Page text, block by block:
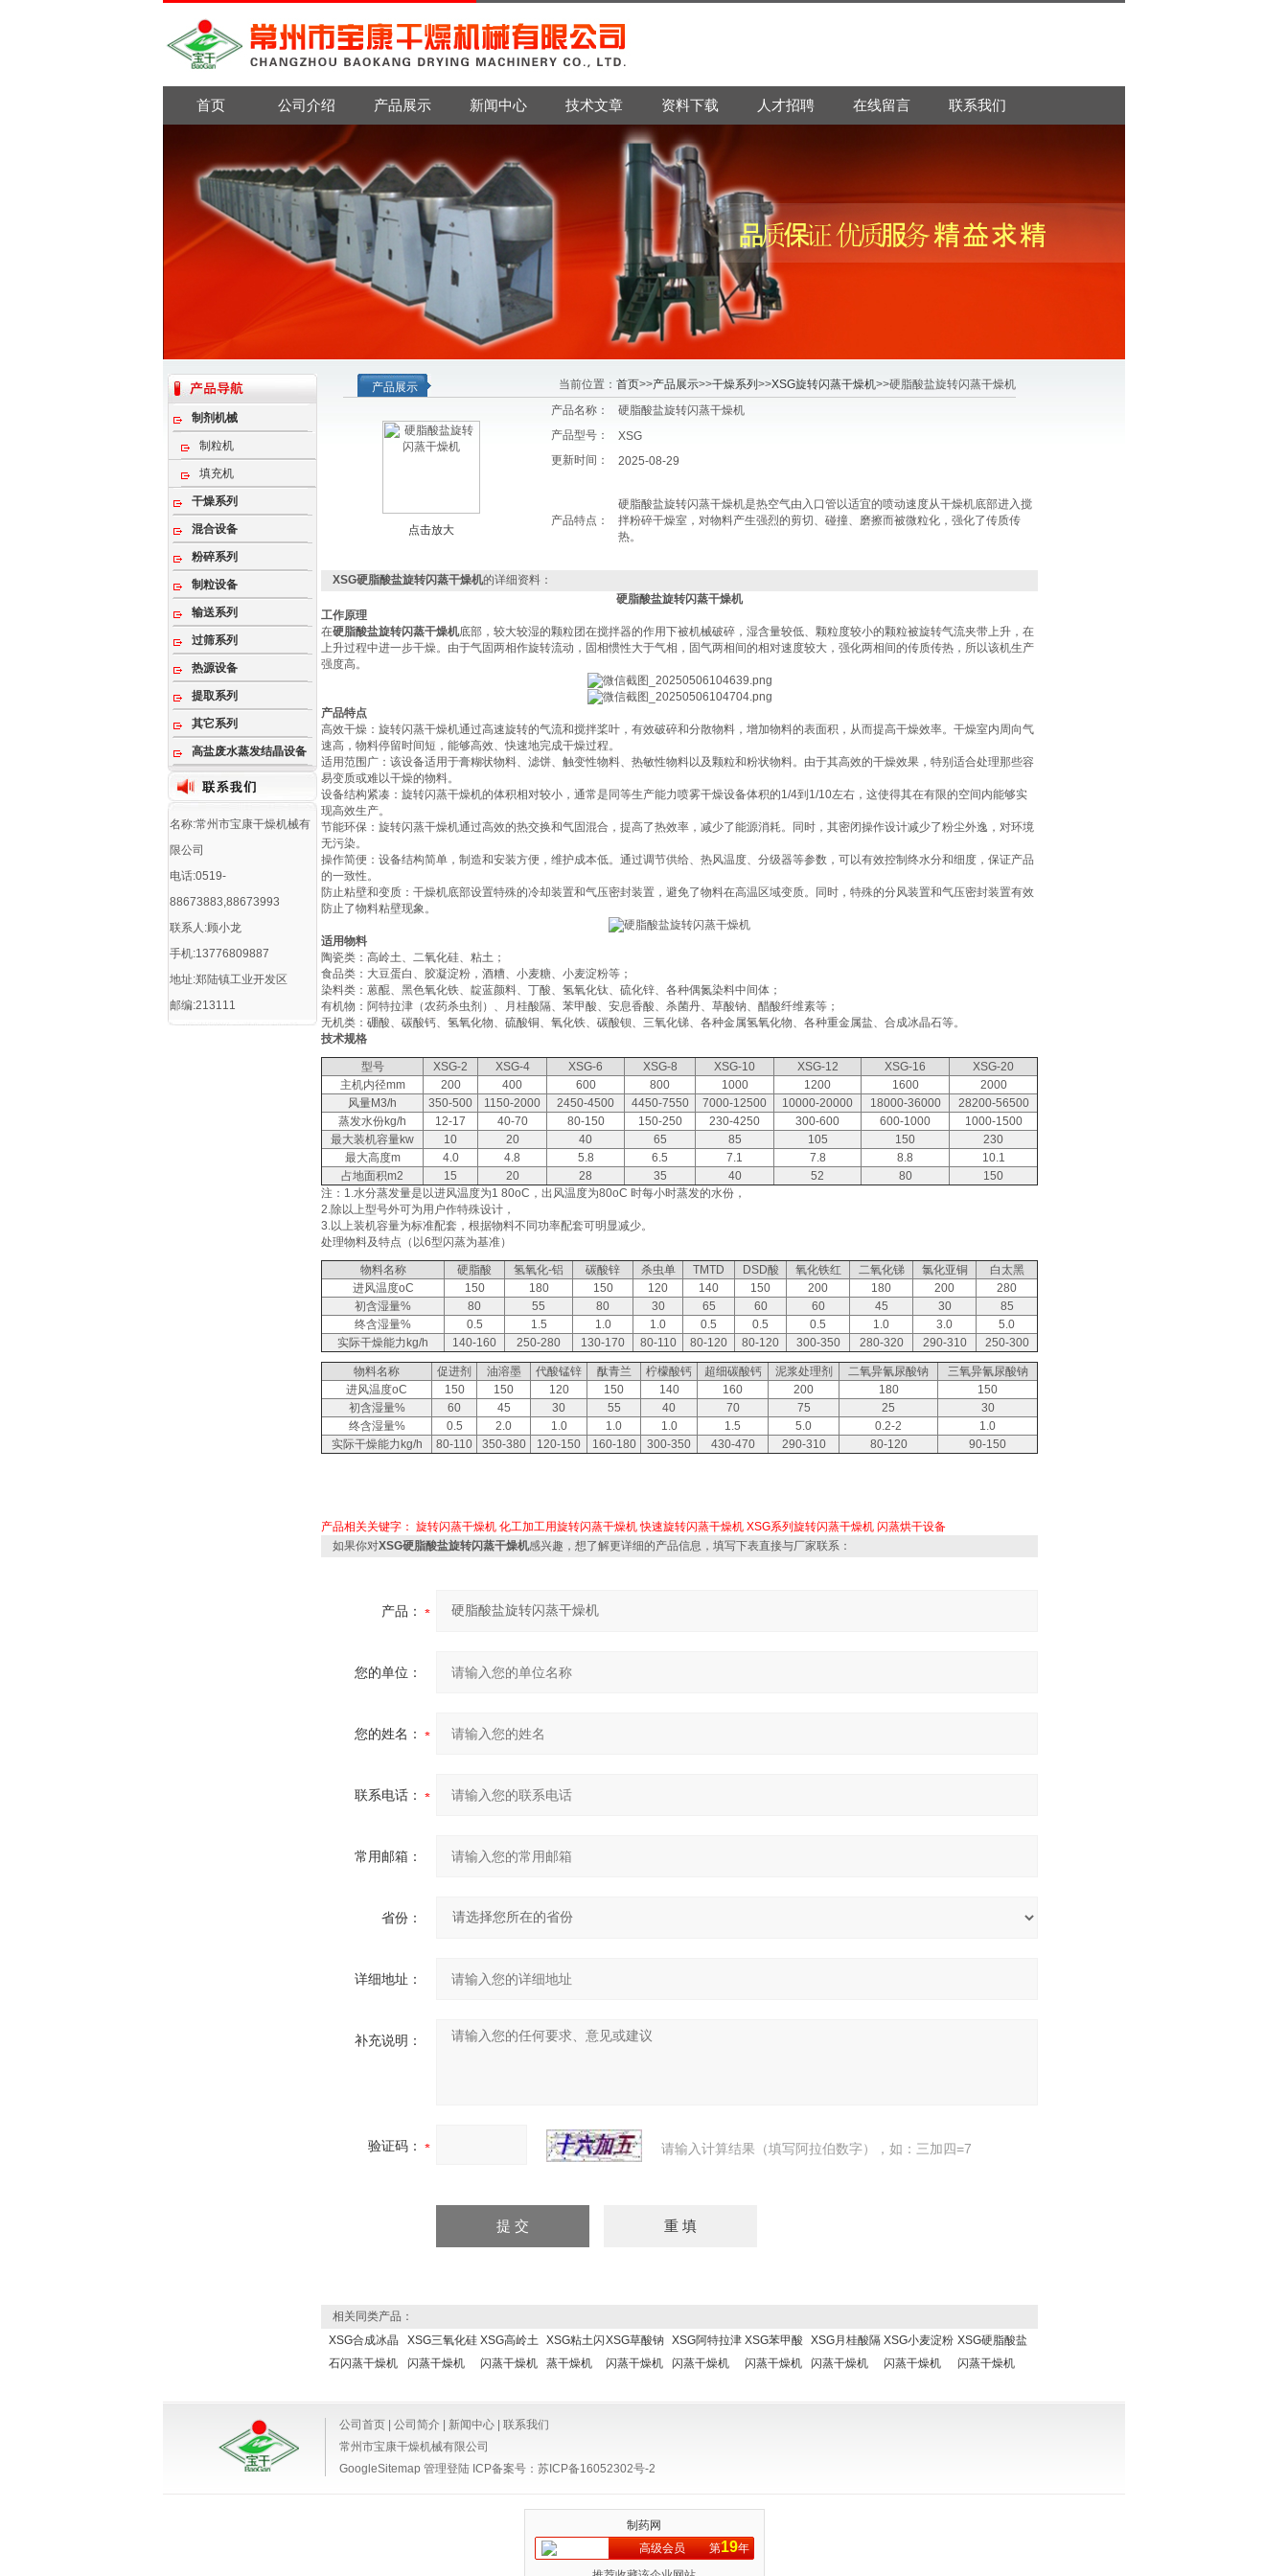
首页 公司介绍 产品展示 新闻中心 技术文章 资料下载 人才招聘 在线留言 联系我们
制剂机械
制粒机
填充机
干燥系列
混合设备
粉碎系列
制粒设备
输送系列
过筛系列
热源设备
提取系列
其它系列
高盐废水蒸发结晶设备
名称:常州市宝康干燥机械有
限公司
电话:0519-
88673883,88673993
联系人:顾小龙
手机:13776809887
地址:郑陆镇工业开发区
邮编:213111
产品展示 当前位置： 首页>>产品展示>>干燥系列 >>XSG旋转闪蒸干燥机>>硬脂酸盐旋转闪蒸干燥机
点击放大
产品名称：
硬脂酸盐旋转闪蒸干燥机
产品型号：
XSG
更新时间：
2025-08-29
产品特点：
硬脂酸盐旋转闪蒸干燥机是热空气由入口管以适宜的喷动速度从干燥机底部进入搅
拌粉碎干燥室，对物料产生强烈的剪切、碰撞、磨擦而被微粒化，强化了传质传
热。
XSG硬脂酸盐旋转闪蒸干燥机的详细资料：
硬脂酸盐旋转闪蒸干燥机
工作原理
在硬脂酸盐旋转闪蒸干燥机底部，较大较湿的颗粒团在搅拌器的作用下被机械破碎，湿含量较低、颗粒度较小的颗粒被旋转气流夹带上升，在
上升过程中进一步干燥。由于气固两相作旋转流动，固相惯性大于气相，固气两相间的相对速度较大，强化两相间的传质传热，所以该机生产
强度高。
产品特点
‌高效干燥‌：旋转闪蒸干燥机通过高速旋转的气流和搅拌桨叶，有效破碎和分散物料，增加物料的表面积，从而提高干燥效率。干燥室内周向气
速高，物料停留时间短，能够高效、快速地完成干燥过程‌。
‌适用范围广‌：该设备适用于膏糊状物料、滤饼、触变性物料、热敏性物料以及颗粒和粉状物料。由于其高效的干燥效果，特别适合处理那些容
易变质或难以干燥的物料‌。
‌设备结构紧凑‌：旋转闪蒸干燥机的体积相对较小，通常是同等生产能力喷雾干燥设备体积的1/4到1/10左右，这使得其在有限的空间内能够实
现高效生产‌。
‌节能环保‌：旋转闪蒸干燥机通过高效的热交换和气固混合，提高了热效率，减少了能源消耗。同时，其密闭操作设计减少了粉尘外逸，对环境
无污染‌。
‌操作简便‌：设备结构简单，制造和安装方便，维护成本低。通过调节供给、热风温度、分级器等参数，可以有效控制终水分和细度，保证产品
的一致性‌。
‌防止粘壁和变质‌：干燥机底部设置特殊的冷却装置和气压密封装置，避免了物料在高温区域变质。同时，特殊的分风装置和气压密封装置有效
防止了物料粘壁现象‌。
适用物料
陶瓷类：高岭土、二氧化硅、粘土；
食品类：大豆蛋白、胶凝淀粉，酒糟、小麦糖、小麦淀粉等；
染料类：蒽醌、黑色氧化铁、靛蓝颜料、丁酸、氢氧化钛、硫化锌、各种偶氮染料中间体；
有机物：阿特拉津（农药杀虫剂）、月桂酸隔、苯甲酸、安息香酸、杀菌丹、草酸钠、醋酸纤维素等；
无机类：硼酸、碳酸钙、氢氧化物、硫酸铜、氧化铁、碳酸钡、三氧化锑、各种金属氢氧化物、各种重金属盐、合成冰晶石等。
技术规格
型号 XSG-2 XSG-4 XSG-6 XSG-8 XSG-10 XSG-12 XSG-16
XSG-20
主机内径mm
200 400 600 800 1000 1200 1600
2000
风量M3/h
350-500 1150-2000 2450-4500 4450-7550 7000-12500 10000-20000 18000-36000
28200-56500
蒸发水份kg/h
12-17 40-70 80-150 150-250 230-4250 300-600 600-1000
1000-1500
最大装机容量kw
10 20 40 65 85 105 150
230
最大高度m
4.0 4.8 5.8 6.5 7.1 7.8 8.8
10.1
占地面积m2
15 20 28 35 40 52 80
150
注：1.水分蒸发量是以进风温度为1 80oC，出风温度为80oC 时每小时蒸发的水份，
2.除以上型号外可为用户作特殊设计，
3.以上装机容量为标准配套，根据物料不同功率配套可明显减少。
处理物料及特点（以6型闪蒸为基准）
物料名称 硬脂酸 氢氧化-铝 碳酸锌 杀虫单 TMTD DSD酸 氧化铁红 二氧化锑 氯化亚铜
白太黑
进风温度oC
150 180 150 120 140 150 200 180 200
280
初含湿量%
80 55 80 30 65 60 60 45 30
85
终含湿量%
0.5 1.5 1.0 1.0 0.5 0.5 0.5 1.0 3.0
5.0
实际干燥能力kg/h
140-160 250-280 130-170 80-110 80-120 80-120 300-350 280-320 290-310 250-300
物料名称 促进剂 油溶墨 代酸锰锌 酞青兰 柠檬酸钙 超细碳酸钙 泥浆处理剂 二氧异氰尿酸钠
三氧异氰尿酸钠
进风温度oC
150 150 120 150 140 160 200 180
150
初含湿量%
60 45 30 55 40 70 75 25
30
终含湿量%
0.5 2.0 1.0 1.0 1.0 1.5 5.0 0.2-2
1.0
实际干燥能力kg/h
80-110 350-380 120-150 160-180 300-350 430-470 290-310 80-120 90-150
产品相关关键字： 旋转闪蒸干燥机 化工加工用旋转闪蒸干燥机 快速旋转闪蒸干燥机 XSG系列旋转闪蒸干燥机 闪蒸烘干设备
如果你对XSG硬脂酸盐旋转闪蒸干燥机感兴趣，想了解更详细的产品信息，填写下表直接与厂家联系：
产品：
您的单位：
您的姓名：
联系电话：
常用邮箱：
省份：
详细地址：
补充说明：
验证码： 请输入计算结果（填写阿拉伯数字），如：三加四=7
相关同类产品：
XSG合成冰晶
石闪蒸干燥机
XSG三氧化硅
闪蒸干燥机
XSG高岭土
闪蒸干燥机
XSG粘土闪
蒸干燥机
XSG草酸钠
闪蒸干燥机
XSG阿特拉津
闪蒸干燥机
XSG苯甲酸
闪蒸干燥机
XSG月桂酸隔
闪蒸干燥机
XSG小麦淀粉
闪蒸干燥机
XSG硬脂酸盐
闪蒸干燥机
公司首页 公司简介 新闻中心
联系我们
常州市宝康干燥机械有限公司
GoogleSitemap 管理登陆 ICP备案号： 苏ICP备16052302号-2
制药网
高级会员
第19年